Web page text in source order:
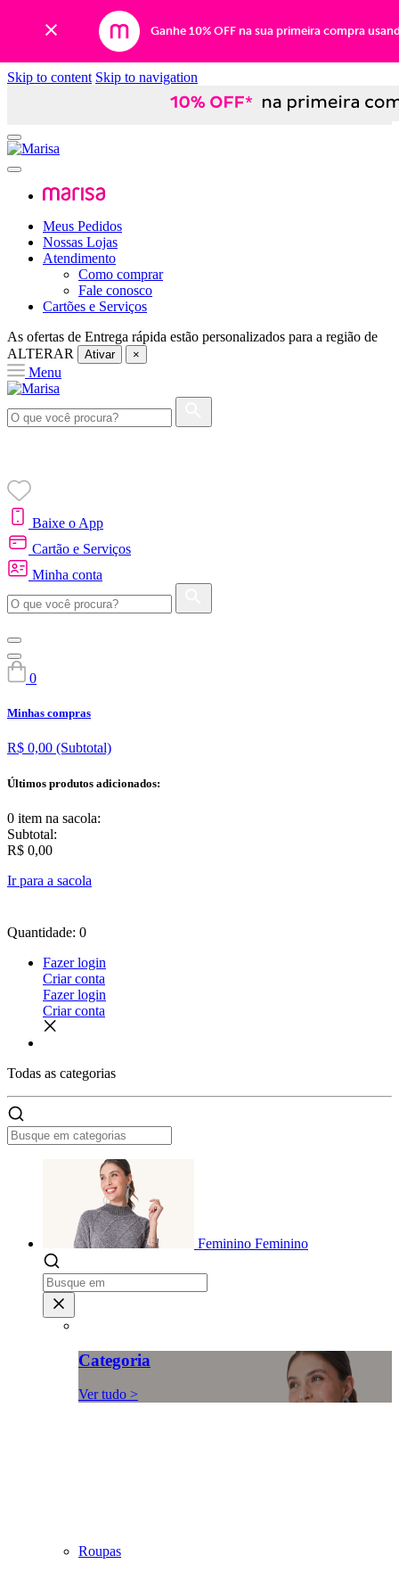
Ganhe 10% OFF na sua primeira compra
Skip to content Skip to navigation
Meus Pedidos
Nossas Lojas
Atendimento
Como comprar
Fale conosco
Cartões e Serviços
As ofertas de Entrega rápida estão personalizados para a região de
ALTERAR
Ativar ×
Menu
Baixe o App
Cartão e Serviços
Minha conta
0
Minhas compras
R$ 0,00 (Subtotal)
Últimos produtos adicionados:
0 item na sacola:
Subtotal:
R$ 0,00
Ir para a sacola
Quantidade: 0
Fazer login
Criar conta
Fazer login
Criar conta
Todas as categorias
Feminino Feminino
Categoria
Ver tudo >
Roupas